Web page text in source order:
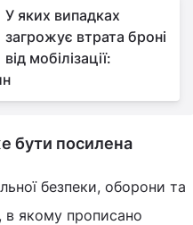
У яких випадках
загрожує втрата броні
від мобілізації:
бути посилена
безпеки, оборони та
в якому прописано